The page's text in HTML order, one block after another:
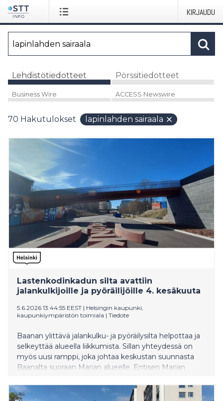
KIRJAUDU
Lehdistötiedotteet Pörssitiedotteet
Business Wire ACCESS Newswire
70 Hakutulokset lapinlahden sairaala
Lastenkodinkadun silta avattiin
jalankulkijoille ja pyöräilijöille 4. kesäkuuta
5.6.2026 13:44:55 EEST | Helsingin kaupunki,
kaupunkiympäristön toimiala | Tiedote
Baanan ylittävä jalankulku- ja pyöräilysilta helpottaa ja
selkeyttää alueella liikkumista. Sillan yhteydessä on
myös uusi ramppi, joka johtaa keskustan suunnasta
Baanalta suoraan Marian alueelle. Entisen Marian
vaihteeseen saakka.